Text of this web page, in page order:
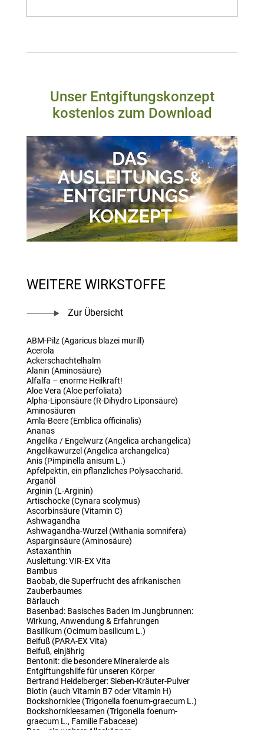
Unser Entgiftungskonzept
kostenlos zum Download
WEITERE WIRKSTOFFE
Zur Übersicht
ABM-Pilz (Agaricus blazei murill)
Acerola
Ackerschachtelhalm
Alanin (Aminosäure)
Alfalfa – enorme Heilkraft!
Aloe Vera (Aloe perfoliata)
Alpha-Liponsäure (R-Dihydro Liponsäure)
Aminosäuren
Amla-Beere (Emblica officinalis)
Ananas
Angelika / Engelwurz (Angelica archangelica)
Angelikawurzel (Angelica archangelica)
Anis (Pimpinella anisum L.)
Apfelpektin, ein pflanzliches Polysaccharid.
Arganöl
Arginin (L-Arginin)
Artischocke (Cynara scolymus)
Ascorbinsäure (Vitamin C)
Ashwagandha
Ashwagandha-Wurzel (Withania somnifera)
Asparginsäure (Aminosäure)
Astaxanthin
Ausleitung: VIR-EX Vita
Bambus
Baobab, die Superfrucht des afrikanischen
Zauberbaumes
Bärlauch
Basenbad: Basisches Baden im Jungbrunnen:
Wirkung, Anwendung & Erfahrungen
Basilikum (Ocimum basilicum L.)
Beifuß (PARA-EX Vita)
Beifuß, einjährig
Bentonit: die besondere Mineralerde als
Entgiftungshilfe für unseren Körper
Bertrand Heidelberger: Sieben-Kräuter-Pulver
Biotin (auch Vitamin B7 oder Vitamin H)
Bockshornklee (Trigonella foenum-graecum L.)
Bockshornkleesamen (Trigonella foenum-
graecum L., Familie Fabaceae)